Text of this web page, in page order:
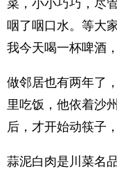
菜，小小巧巧，尽
咽了咽口水。等大
我今天喝一杯啤酒
做邻居也有两年了
里吃饭，他依着沙
后，才开始动筷子
蒜泥白肉是川菜名